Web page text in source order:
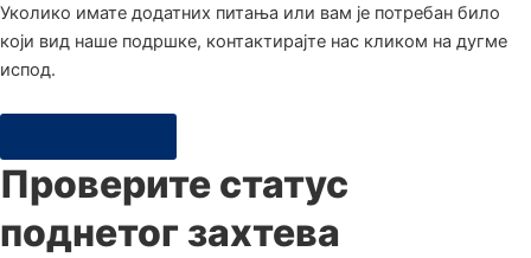
Уколико имате додатних питања или вам је потребан било
који вид наше подршке, контактирајте нас кликом на дугме
испод.
Проверите статус
поднетог захтева